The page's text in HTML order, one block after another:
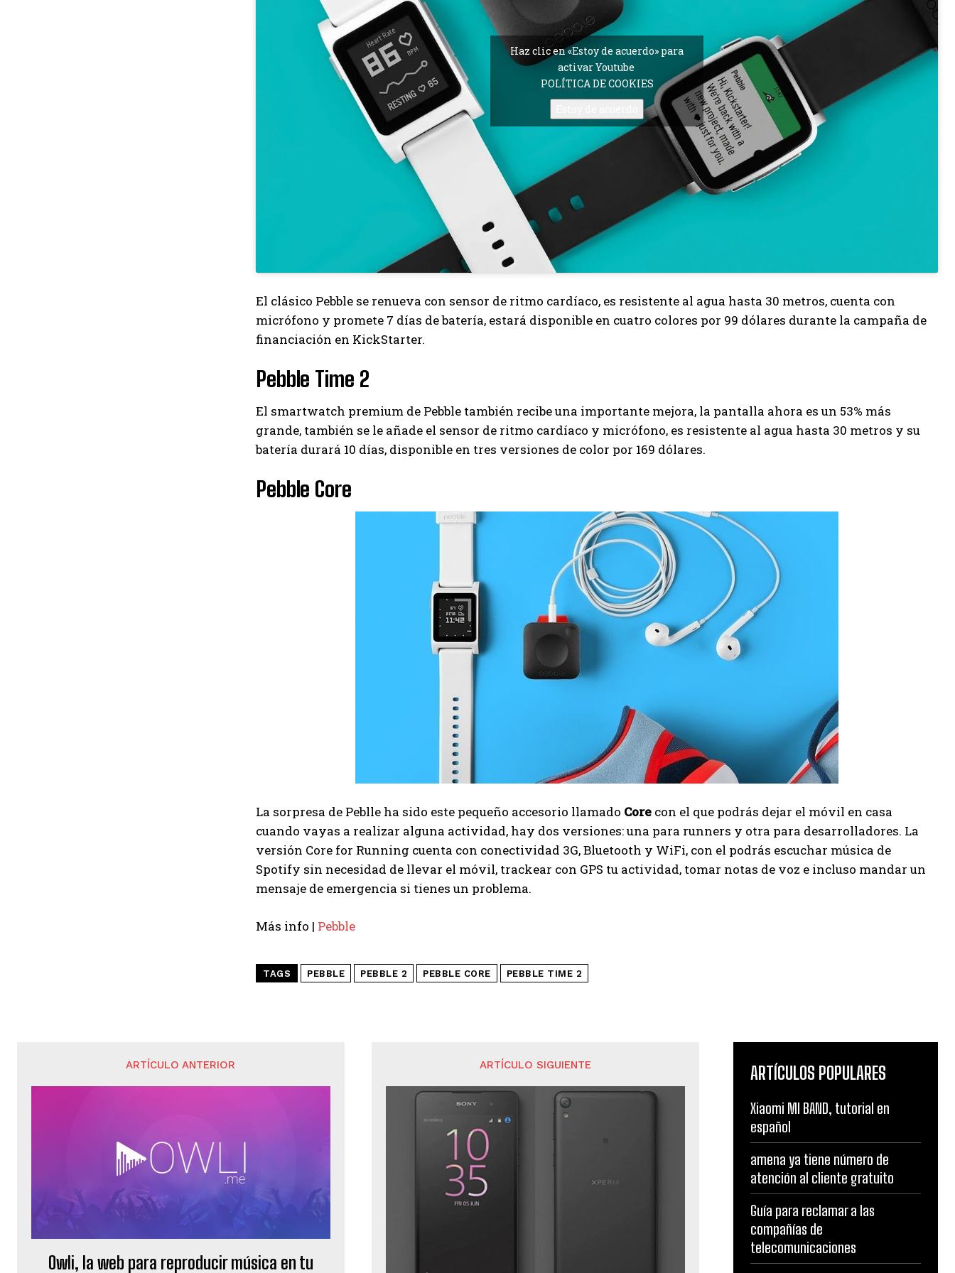
Haz clic en «Estoy de acuerdo» para
activar Youtube
POLÍTICA DE COOKIES
El clásico Pebble se renueva con sensor de ritmo cardíaco, es resistente al agua hasta 30 metros, cuenta con
micrófono y promete 7 días de batería, estará disponible en cuatro colores por 99 dólares durante la campaña de
financiación en KickStarter.
Pebble Time 2
El smartwatch premium de Pebble también recibe una importante mejora, la pantalla ahora es un 53% más
grande, también se le añade el sensor de ritmo cardíaco y micrófono, es resistente al agua hasta 30 metros y su
batería durará 10 días, disponible en tres versiones de color por 169 dólares.
Pebble Core
La sorpresa de Peblle ha sido este pequeño accesorio llamado Core con el que podrás dejar el móvil en casa
cuando vayas a realizar alguna actividad, hay dos versiones: una para runners y otra para desarrolladores. La
versión Core for Running cuenta con conectividad 3G, Bluetooth y WiFi, con el podrás escuchar música de
Spotify sin necesidad de llevar el móvil, trackear con GPS tu actividad, tomar notas de voz e incluso mandar un
mensaje de emergencia si tienes un problema.
Más info | Pebble
TAGS PEBBLE PEBBLE 2 PEBBLE CORE PEBBLE TIME 2
ARTÍCULO ANTERIOR
Owli, la web para reproducir música en tu
ARTÍCULO SIGUIENTE ARTÍCULOS POPULARES
Xiaomi MI BAND, tutorial en
español
amena ya tiene número de
atención al cliente gratuito
Guía para reclamar a las
compañías de
telecomunicaciones